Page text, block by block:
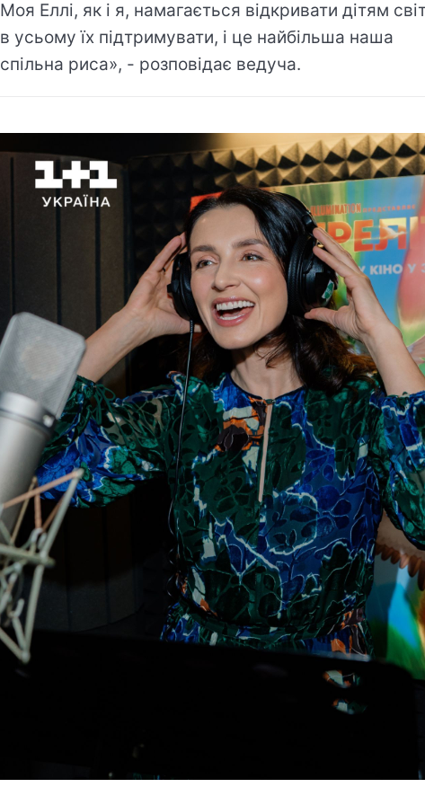
Моя Еллі, як і я, намагається відкривати дітям
в усьому їх підтримувати, і це найбільша наша
спільна риса», - розповідає ведуча.